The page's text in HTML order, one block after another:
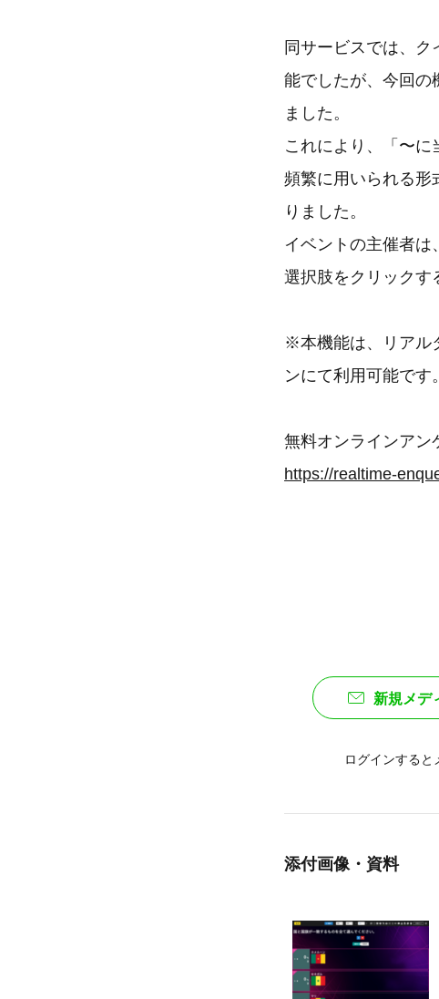
同サービスでは、
能でしたが、今回の
ました。
これにより、「〜に
頻繁に用いられる形
りました。
イベントの主催者は
選択肢をクリックす
※本機能は、リアル
ンにて利用可能です。
無料オンラインアン
https://realtime-
新規メデ
ログインすると
添付画像・資料